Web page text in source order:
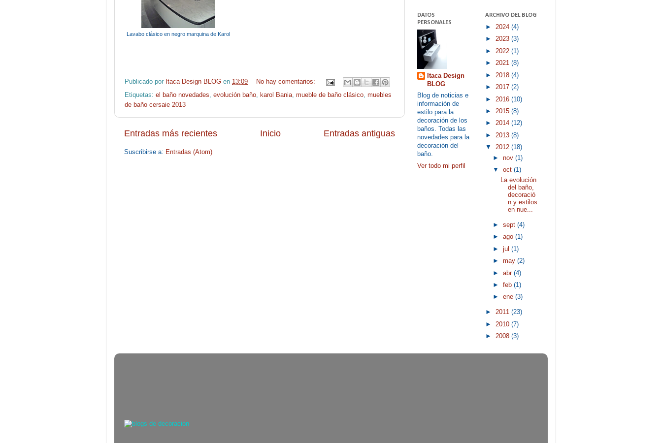
Lavabo clásico en negro marquina de Karol
Publicado por Itaca Design BLOG en 13:09
No hay comentarios:
Etiquetas: el baño novedades, evolución baño, karol Bania, mueble de baño clásico, muebles
de baño cersaie 2013
Entradas más recientes Entradas antiguas
Inicio
Suscribirse a: Entradas (Atom)
DATOS
PERSONALES
Itaca Design
BLOG
Blog de noticias e
información de
estilo para la
decoración de los
baños. Todas las
novedades para la
decoración del
baño.
Ver todo mi perfil
ARCHIVO DEL BLOG
► 2024 (4)
► 2023 (3)
► 2022 (1)
► 2021 (8)
► 2018 (4)
► 2017 (2)
► 2016 (10)
► 2015 (8)
► 2014 (12)
► 2013 (8)
▼ 2012 (18)
►nov(1)
▼oct(1)
La evolución
del baño,
decoració
n y estilos
en nue...
►sept(4)
►ago(1)
►jul(1)
►may(2)
►abr(4)
►feb(1)
►ene(3)
► 2011 (23)
► 2010 (7)
► 2008 (3)